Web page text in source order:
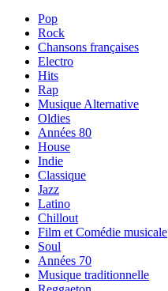
Pop
Rock
Chansons françaises
Electro
Hits
Rap
Musique Alternative
Oldies
Années 80
House
Indie
Classique
Jazz
Latino
Chillout
Film et Comédie musicale
Soul
Années 70
Musique traditionnelle